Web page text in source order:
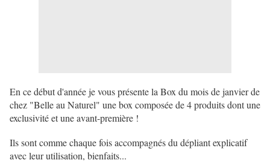
En ce début d'année je vous présente la Box du mois de janvier de
chez "Belle au Naturel" une box composée de 4 produits dont une
exclusivité et une avant-première !
Ils sont comme chaque fois accompagnés du dépliant explicatif
avec leur utilisation, bienfaits...